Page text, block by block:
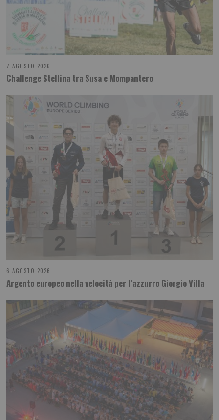
7 AGOSTO 2026
Challenge Stellina tra Susa e Mompantero
6 AGOSTO 2026
Argento europeo nella velocità per l’azzurro Giorgio Villa